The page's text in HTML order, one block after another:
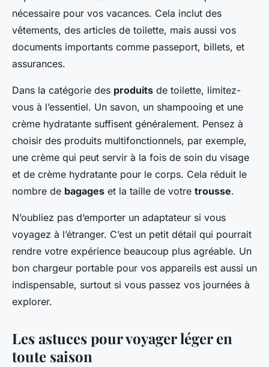
nécessaire pour vos vacances. Cela inclut des
vêtements, des articles de toilette, mais aussi vos
documents importants comme passeport, billets, et
assurances.
Dans la catégorie des produits de toilette, limitez-
vous à l’essentiel. Un savon, un shampooing et une
crème hydratante suffisent généralement. Pensez à
choisir des produits multifonctionnels, par exemple,
une crème qui peut servir à la fois de soin du visage
et de crème hydratante pour le corps. Cela réduit le
nombre de bagages et la taille de votre trousse.
N’oubliez pas d’emporter un adaptateur si vous
voyagez à l’étranger. C’est un petit détail qui pourrait
rendre votre expérience beaucoup plus agréable. Un
bon chargeur portable pour vos appareils est aussi un
indispensable, surtout si vous passez vos journées à
explorer.
Les astuces pour voyager léger en
toute saison